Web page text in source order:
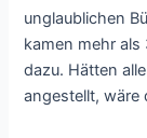
unglaublichen
kamen mehr als
dazu. Hätten
angestellt, wäre